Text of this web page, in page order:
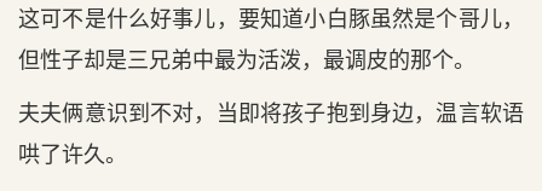
这可不是什么好事儿，要知道小白豚虽然是个哥儿，
但性子却是三兄弟中最为活泼，最调皮的那个。
夫夫俩意识到不对，当即将孩子抱到身边，温言软语
哄了许久。